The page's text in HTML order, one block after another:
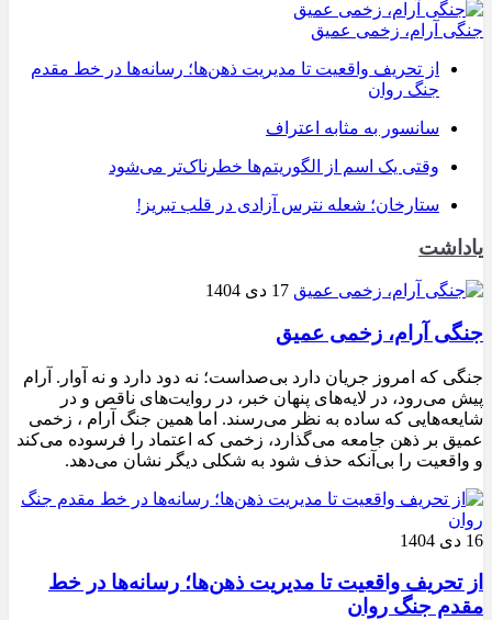
جنگی آرام، زخمی عمیق
از تحریف واقعیت تا مدیریت ذهن‌ها؛ رسانه‌ها در خط مقدم
جنگ روان
سانسور به مثابه اعتراف
وقتی یک اسم از الگوریتم‌ها خطرناک‌تر می‌شود
ستارخان؛ شعله نترس آزادی در قلب تبریز!
یاداشت
17 دی 1404
جنگی آرام، زخمی عمیق
جنگی که امروز جریان دارد بی‌صداست؛ نه دود دارد و نه آوار. آرام
پیش می‌رود، در لایه‌های پنهان خبر، در روایت‌های ناقص و در
شایعه‌هایی که ساده به نظر می‌رسند. اما همین جنگ آرام ، زخمی
عمیق بر ذهن جامعه می‌گذارد، زخمی که اعتماد را فرسوده می‌کند
و واقعیت را بی‌آنکه حذف شود به شکلی دیگر نشان می‌دهد.
16 دی 1404
از تحریف واقعیت تا مدیریت ذهن‌ها؛ رسانه‌ها در خط
مقدم جنگ روان